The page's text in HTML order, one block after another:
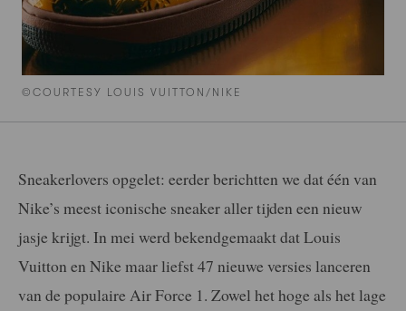
©COURTESY LOUIS VUITTON/NIKE
Sneakerlovers opgelet: eerder berichtten we dat één van
Nike’s meest iconische sneaker aller tijden een nieuw
jasje krijgt. In mei werd bekendgemaakt dat Louis
Vuitton en Nike maar liefst 47 nieuwe versies lanceren
van de populaire Air Force 1. Zowel het hoge als het lage